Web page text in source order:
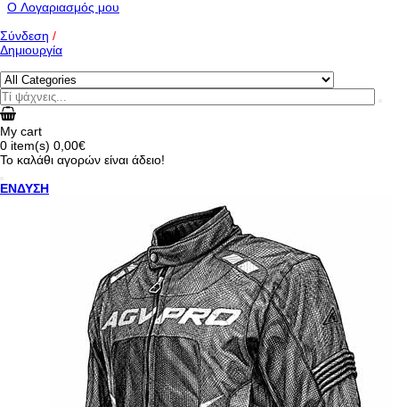
O Λογαριασμός μου
Σύνδεση /
Δημιουργία
My cart
0 item(s) 0,00€
Το καλάθι αγορών είναι άδειο!
ΕΝΔΥΣΗ